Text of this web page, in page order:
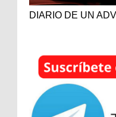
DIARIO DE UN